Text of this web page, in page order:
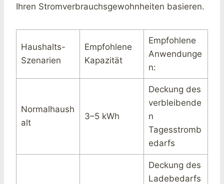
Ihren Stromverbrauchsgewohnheiten basieren.
Haushalts-
Szenarien
Empfohlene
Kapazität
Empfohlene
Anwendunge
n:
Normalhaush
alt
3–5 kWh
Deckung des
verbleibende
n
Tagesstromb
edarfs
Deckung des
Ladebedarfs